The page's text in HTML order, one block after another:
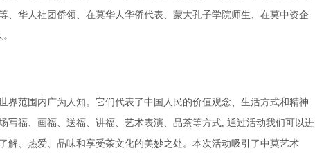
、华人社团侨领、在莫华人华侨代表、蒙大孔子学院师生、在莫中资企
界范围内广为人知。它们代表了中国人民的价值观念、生活方式和精神
写福、画福、送福、讲福、艺术表演、品茶等方式, 通过活动我们可以进
解、热爱、品味和享受茶文化的美妙之处。本次活动吸引了中莫艺术